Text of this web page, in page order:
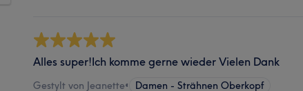
Alles super!Ich komme gerne wieder Vielen Dank
Gestylt von Jeanette• Damen - Strähnen Oberkopf